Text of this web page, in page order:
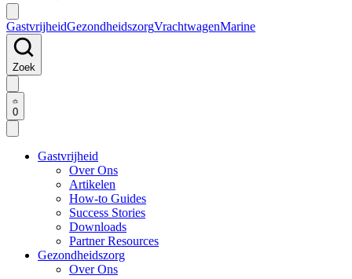
GastvrijheidGezondheidszorgVrachtwagenMarine
Zoek
0
Gastvrijheid
Over Ons
Artikelen
How-to Guides
Success Stories
Downloads
Partner Resources
Gezondheidszorg
Over Ons